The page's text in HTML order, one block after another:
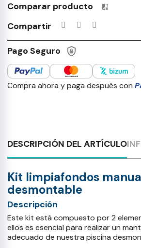
Comparar producto
Compartir
Pago Seguro
Compra ahora y paga después con
DESCRIPCIÓN DEL ARTÍCULO
Kit limpiafondos
desmontable
Descripción
Este kit está compuesto por 2
ellos es esencial para realizar un
adecuado de nuestra piscina